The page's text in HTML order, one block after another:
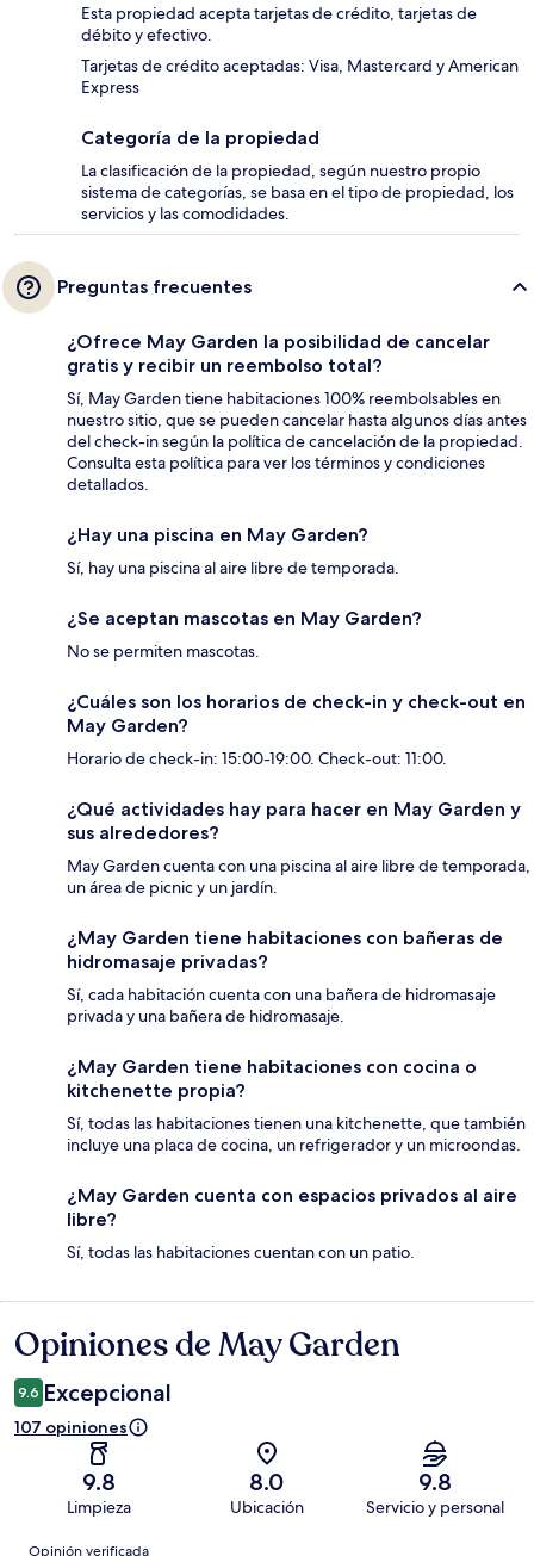
Esta propiedad acepta tarjetas de crédito, tarjetas de
débito y efectivo.
Tarjetas de crédito aceptadas: Visa, Mastercard y American
Express
Categoría de la propiedad
La clasificación de la propiedad, según nuestro propio
sistema de categorías, se basa en el tipo de propiedad, los
servicios y las comodidades.
Preguntas frecuentes
¿Ofrece May Garden la posibilidad de cancelar
gratis y recibir un reembolso total?
Sí, May Garden tiene habitaciones 100% reembolsables en
nuestro sitio, que se pueden cancelar hasta algunos días antes
del check-in según la política de cancelación de la propiedad.
Consulta esta política para ver los términos y condiciones
detallados.
¿Hay una piscina en May Garden?
Sí, hay una piscina al aire libre de temporada.
¿Se aceptan mascotas en May Garden?
No se permiten mascotas.
¿Cuáles son los horarios de check-in y check-out en
May Garden?
Horario de check-in: 15:00-19:00. Check-out: 11:00.
¿Qué actividades hay para hacer en May Garden y
sus alrededores?
May Garden cuenta con una piscina al aire libre de temporada,
un área de picnic y un jardín.
¿May Garden tiene habitaciones con bañeras de
hidromasaje privadas?
Sí, cada habitación cuenta con una bañera de hidromasaje
privada y una bañera de hidromasaje.
¿May Garden tiene habitaciones con cocina o
kitchenette propia?
Sí, todas las habitaciones tienen una kitchenette, que también
incluye una placa de cocina, un refrigerador y un microondas.
¿May Garden cuenta con espacios privados al aire
libre?
Sí, todas las habitaciones cuentan con un patio.
Opiniones
Opiniones de May Garden
9.6 Excepcional
107 opiniones
9.8
Limpieza
8.0
Ubicación
9.8
Servicio y personal
Opiniones
Opinión verificada